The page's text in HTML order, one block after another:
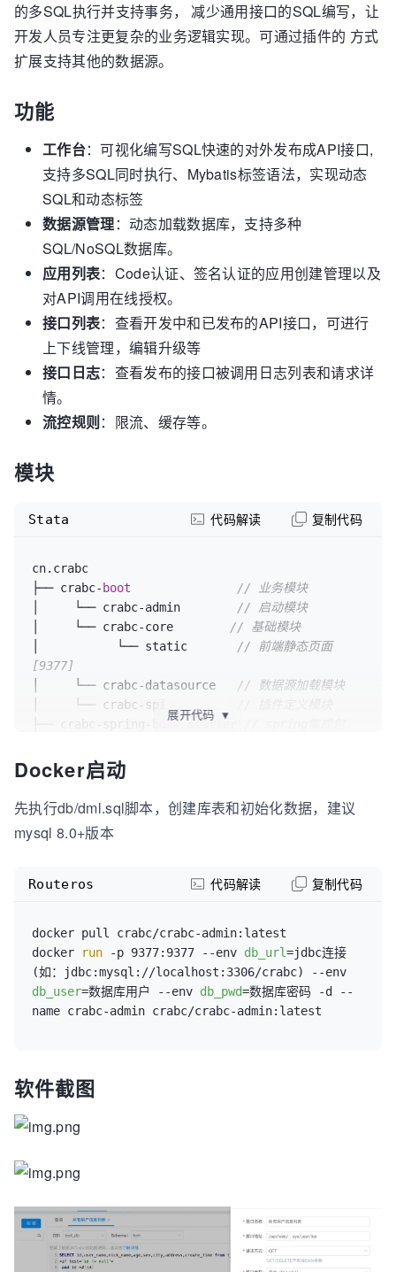
的多SQL执行并支持事务， 减少通用接口的SQL编写，让
开发人员专注更复杂的业务逻辑实现。可通过插件的 方式
扩展支持其他的数据源。
功能
工作台：可视化编写SQL快速的对外发布成API接口,
支持多SQL同时执行、Mybatis标签语法，实现动态
SQL和动态标签
数据源管理：动态加载数据库，支持多种
SQL/NoSQL数据库。
应用列表：Code认证、签名认证的应用创建管理以及
对API调用在线授权。
接口列表：查看开发中和已发布的API接口，可进行
上下线管理，编辑升级等
接口日志：查看发布的接口被调用日志列表和请求详
情。
流控规则：限流、缓存等。
模块
cn.crabc
├── crabc- boot
// 业务模块
│     └── crabc-admin
// 启动模块
│     └── crabc-core
// 基础模块
│           └── static
// 前端静态页面
[9377]
│     └── crabc-datasource
// 数据源加载模块
│     └── crabc-spi
boot-starter
├──pom.xml
Stata 代码解读 复制代码
展开代码 ▼
Docker启动
先执行db/dml.sql脚本，创建库表和初始化数据，建议
mysql 8.0+版本
docker pull crabc/crabc-admin:latest
docker
run -p 9377:9377 --env db_url=jdbc连接
db_user=数据库用户 --env db_pwd=数据库密码 -d --
name crabc-admin crabc/crabc-admin:latest
Routeros 代码解读 复制代码
软件截图